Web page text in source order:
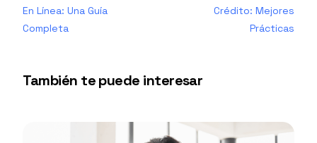
En Línea: Una Guía
Completa
Crédito: Mejores
Prácticas
También te puede interesar